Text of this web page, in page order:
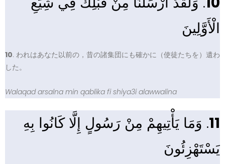
الْأَوَّلِينَ
10. われはあなた以前の，昔の諸集団にも確かに（使徒たちを）遺わ
した。
Walaqad arsalna min qablika fi shiya3i alawwalina
11. وَمَا يَأْتِيهِمْ مِنْ رَسُولٍ إِلَّا كَانُوا بِهِ
يَسْتَهْزِئُونَ